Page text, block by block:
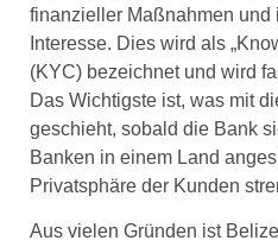
finanzieller Maßnahmen und
Interesse. Dies wird als
(KYC) bezeichnet und wird
Das Wichtigste ist, was mit
geschieht, sobald die Bank
Banken in einem Land
Privatsphäre der Kunden
Aus vielen Gründen ist